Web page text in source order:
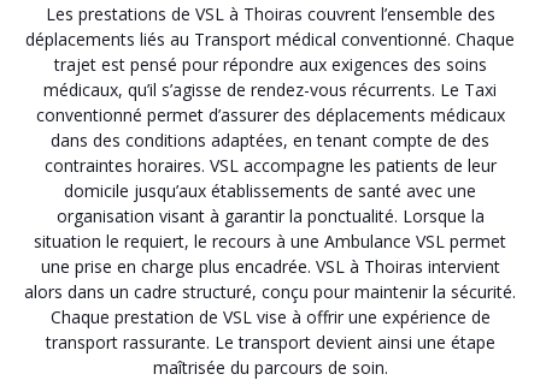
Les prestations de VSL à Thoiras couvrent l’ensemble des
déplacements liés au Transport médical conventionné. Chaque
trajet est pensé pour répondre aux exigences des soins
médicaux, qu’il s’agisse de rendez-vous récurrents. Le Taxi
conventionné permet d’assurer des déplacements médicaux
dans des conditions adaptées, en tenant compte de des
contraintes horaires. VSL accompagne les patients de leur
domicile jusqu’aux établissements de santé avec une
organisation visant à garantir la ponctualité. Lorsque la
situation le requiert, le recours à une Ambulance VSL permet
une prise en charge plus encadrée. VSL à Thoiras intervient
alors dans un cadre structuré, conçu pour maintenir la sécurité.
Chaque prestation de VSL vise à offrir une expérience de
transport rassurante. Le transport devient ainsi une étape
maîtrisée du parcours de soin.